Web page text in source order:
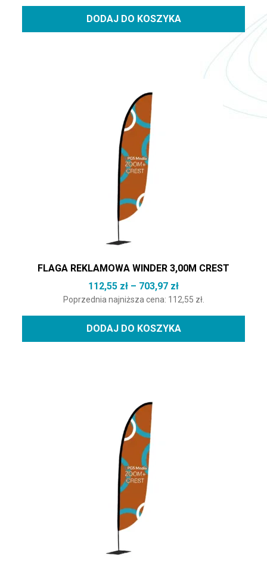
DODAJ DO KOSZYKA
FLAGA REKLAMOWA WINDER 3,00M CREST
112,55 zł – 703,97 złZakres cen: od
Poprzednia najniższa cena: 112,55 zł.
DODAJ DO KOSZYKA
Ten produkt ma wiele wariantów. Opcje można wybrać na